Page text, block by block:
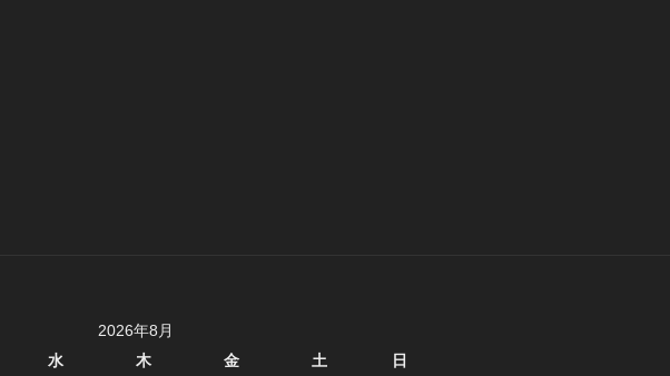
2026年8月
水 木 金 土 日